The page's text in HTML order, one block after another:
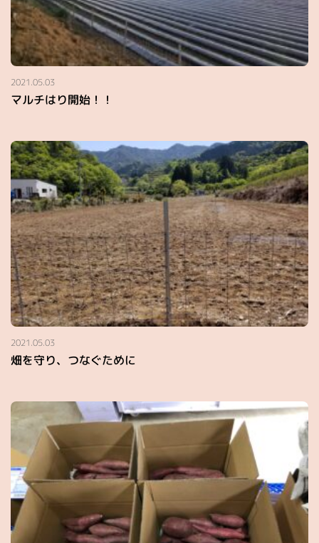
2021.05.03
マルチはり開始！！
2021.05.03
畑を守り、つなぐために